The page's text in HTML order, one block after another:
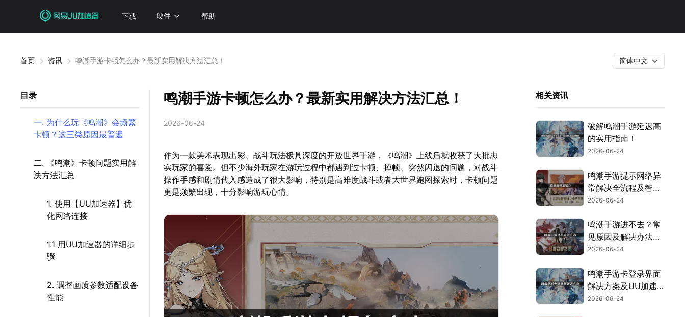
下载 硬件 帮助
首页 资讯 鸣潮手游卡顿怎么办？最新实用解决方法汇总！ 简体中文
目录
一. 为什么玩《鸣潮》会频繁
卡顿？这三类原因最普遍
二. 《鸣潮》卡顿问题实用解
决方法汇总
1. 使用【UU加速器】优
化网络连接
1.1 用UU加速器的详细步
骤
2. 调整画质参数适配设备
性能
鸣潮手游卡顿怎么办？最新实用解决方法汇总！
2026-06-24
作为一款美术表现出彩、战斗玩法极具深度的开放世界手游，《鸣潮》上线后就收获了大批忠
实玩家的喜爱。但不少海外玩家在游玩过程中都遇到过卡顿、掉帧、突然闪退的问题，对战斗
操作手感和剧情代入感造成了很大影响，特别是高难度战斗或者大世界跑图探索时，卡顿问题
更是频繁出现，十分影响游玩心情。
相关资讯
破解鸣潮手游延迟高
的实用指南！
2026-06-24
鸣潮手游提示网络异
常解决全流程及智能
加速详解！
2026-06-24
鸣潮手游进不去？常
见原因及解决办法汇
总！
2026-06-24
鸣潮手游卡登录界面
解决方案及UU加速
器使用指南！
2026-06-24